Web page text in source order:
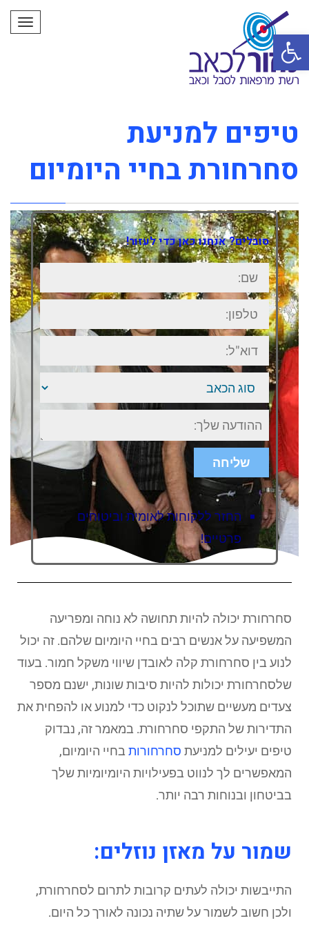
טיפים למניעת
סחרחורת בחיי היומיום
סובלים? אנחנו כאן כדי לעזור!
שם:
טלפון:
דוא"ל:
סוג
הכאב
ישוב
או
אזור
בארץ
שליחה
החזר ללקוחות לאומית וביטוחים
פרטיים!
סחרחורת יכולה להיות תחושה לא נוחה ומפריעה
המשפיעה על אנשים רבים בחיי היומיום שלהם. זה יכול
לנוע בין סחרחורת קלה לאובדן שיווי משקל חמור. בעוד
שלסחרחורת יכולות להיות סיבות שונות, ישנם מספר
צעדים מעשיים שתוכל לנקוט כדי למנוע או להפחית את
התדירות של התקפי סחרחורת. במאמר זה, נבדוק
טיפים יעילים למניעת סחרחורות בחיי היומיום,
המאפשרים לך לנווט בפעילויות היומיומיות שלך
בביטחון ובנוחות רבה יותר.
שמור על מאזן נוזלים:
התייבשות יכולה לעתים קרובות לתרום לסחרחורת,
ולכן חשוב לשמור על שתיה נכונה לאורך כל היום.
פתח סרגל נגישות